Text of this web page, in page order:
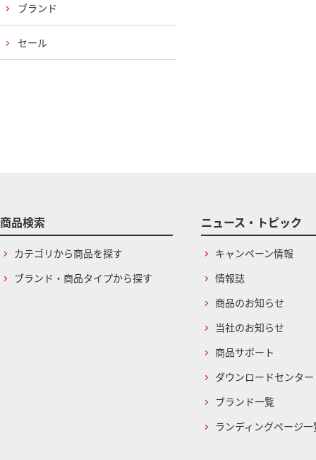
ブランド
セール
商品検索
カテゴリから商品を探す
ブランド・商品タイプから探す
ニュース・トピック
キャンペーン情報
情報誌
商品のお知らせ
当社のお知らせ
商品サポート
ダウンロードセンター
ブランド一覧
ランディングページ一